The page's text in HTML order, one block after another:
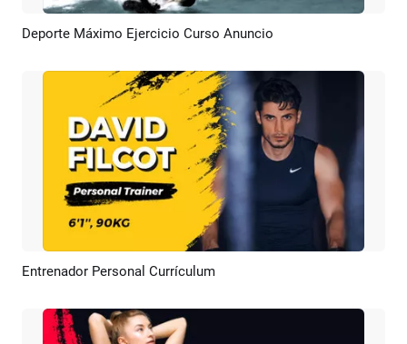
Previsualizar Crear IA
Deporte Máximo Ejercicio Curso Anuncio
Previsualizar
Entrenador Personal Currículum